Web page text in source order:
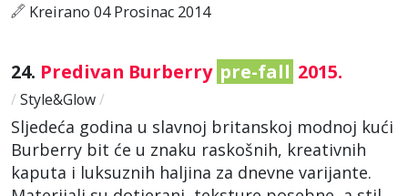
Kreirano 04 Prosinac 2014
24. Predivan Burberry pre-fall 2015.
/ Style&Glow/
Sljedeća godina u slavnoj britanskoj modnoj kući
Burberry bit će u znaku raskošnih, kreativnih
kaputa i luksuznih haljina za dnevne varijante.